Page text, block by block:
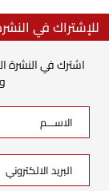
للإشتراك في
اشترك في النشرة